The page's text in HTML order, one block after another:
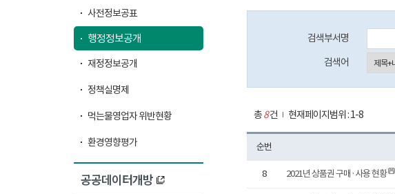
사전정보공표
행정정보공개
재정정보공개
정책실명제
먹는물영업자 위반현황
환경영향평가
공공데이터개방
검색부서명
검색어
총8건 현재페이지범위 : 1-8
순번
8 2021년 상품권 구매·사용 현황